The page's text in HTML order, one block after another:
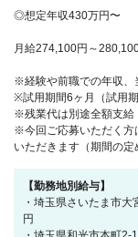
◎想定年収430万円〜
月給274,100円～
※経験や前職での年収、
※試用期間6ヶ月（試用
※残業代は別途全額支給
※今回ご応募いただく方
いただきます（期間の定
【勤務地別給与】
・埼玉県さいたま市
円